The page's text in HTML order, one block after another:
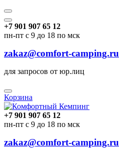
+7 901 907 65 12
пн-пт с 9 до 18 по мск
zakaz@comfort-camping.ru
для запросов от юр.лиц
Корзина
+7 901 907 65 12
пн-пт с 9 до 18 по мск
zakaz@comfort-camping.ru